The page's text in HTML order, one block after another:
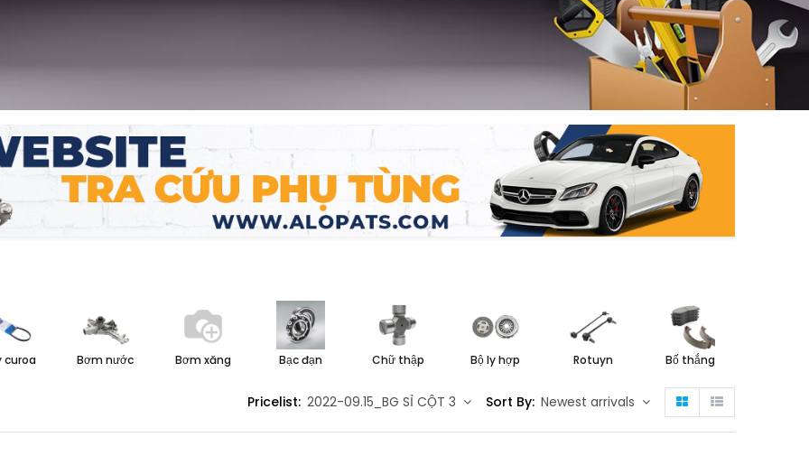
curoa Bơm nước Bơm xăng Bạc đạn Chữ thập Bộ ly hợp Rotuyn Bố thắng
Pricelist: 2022-09.15_BG SỈ CỘT 3 Sort By: Newest arrivals
Công
Trứ, Phường Hai Bà Trưng,
Hà Nội, Việt Nam
Giới thiệu
iới ơ
Chính sách và quy định chung
Chính sách bảo hành
Thanh toán và giao hàng
Liên hệ